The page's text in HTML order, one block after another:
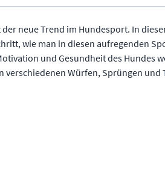
der neue Trend im Hundesport. In
wie man in diesen aufregenden
und Gesundheit des Hundes
verschiedenen Würfen, Sprüngen und